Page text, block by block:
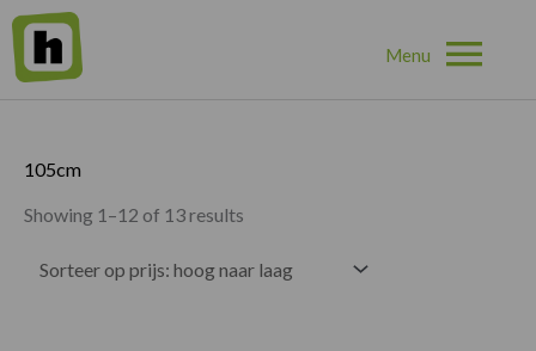
Home»
105cm
Showing 1–12 of 13 results